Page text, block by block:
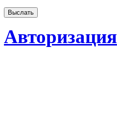
Авторизация